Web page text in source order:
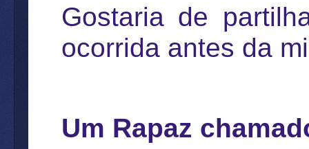
Gostaria de
ocorrida antes da
Um Rapaz